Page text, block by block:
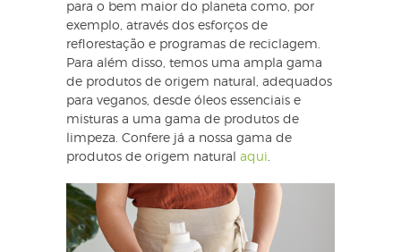
para o bem maior do planeta como, por
exemplo, através dos esforços de
reflorestação e programas de reciclagem.
Para além disso, temos uma ampla gama
de produtos de origem natural, adequados
para veganos, desde óleos essenciais e
misturas a uma gama de produtos de
limpeza. Confere já a nossa gama de
produtos de origem natural aqui.